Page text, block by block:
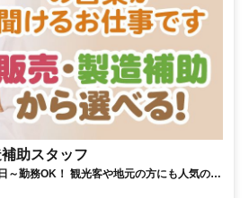
助スタッフ
～勤務OK！ 観光客や地元の方にも人気のチ